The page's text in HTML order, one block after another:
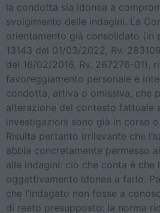
la condotta sia idonea a
svolgimento delle indagini. La
orientamento già consolidato (in
13143 del 01/03/2022, Rv.
del 16/02/2016, Rv. 267276-01),
favoreggiamento personale è
condotta, attiva o omissiva, che
alterazione del contesto fattuale
investigazioni sono già in corso
Risulta pertanto irrilevante che
abbia concretamente permesso
alle indagini: ciò che conta è che
oggettivamente idonea a farlo.
che l’indagato non fosse a
di reato presupposto: la norma